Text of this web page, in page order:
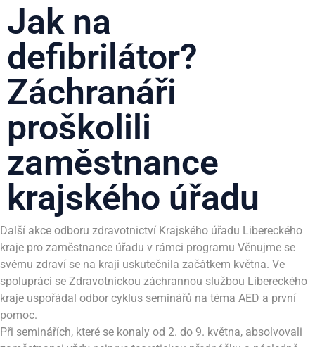
Jak na
defibrilátor?
Záchranáři
proškolili
zaměstnance
krajského úřadu
Další akce odboru zdravotnictví Krajského úřadu Libereckého
kraje pro zaměstnance úřadu v rámci programu Věnujme se
svému zdraví se na kraji uskutečnila začátkem května. Ve
spolupráci se Zdravotnickou záchrannou službou Libereckého
kraje uspořádal odbor cyklus seminářů na téma AED a první
pomoc.
Při seminářích, které se konaly od 2. do 9. května, absolvovali